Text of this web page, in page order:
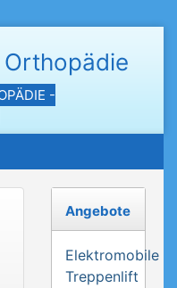
-
Angebote
Elektromobile
Treppenlift